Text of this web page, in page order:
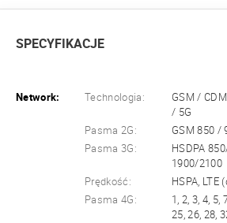
SPECYFIKACJE
Network: Technologia:
GSM /
/ 5G
Pasma 2G:
GSM 850 /
Pasma 3G:
HSDPA
1900/2100
Prędkość:
HSPA, LTE
Pasma 4G:
1, 2, 3, 4, 5,
25, 26, 28,